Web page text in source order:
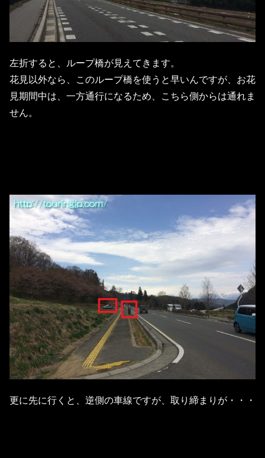
左折すると、ループ橋が見えてきます。
花見以外なら、このループ橋を使うと早いんですが、お花
見期間中は、一方通行になるため、こちら側からは通れま
せん。
更に先に行くと、逆側の車線ですが、取り締まりが・・・